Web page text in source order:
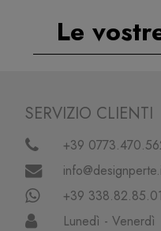
Le
SERVIZIO CLIENTI
+39
+39
Lunedì - Venerdì